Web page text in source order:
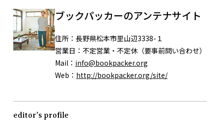
ブックパッカーのアンテナサイト
住所： 長野県松本市里山辺3338-１
営業日： 不定営業・不定休（要事前問い合わせ）
Mail： info@bookpacker.org
Web： http://bookpacker.org/site/
editor's profile